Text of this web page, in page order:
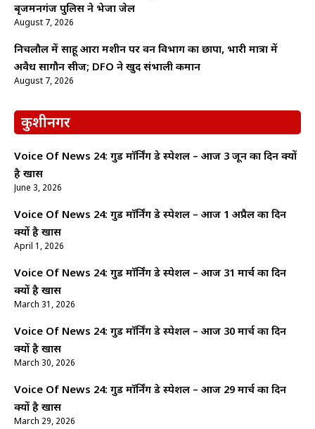
बृजमनगंज पुलिस ने भेजा जेल
August 7, 2026
निचलौल में साहू आरा मशीन पर वन विभाग का छापा, भारी मात्रा में
अवैध सागौन सीज; DFO ने खुद संभाली कमान
August 7, 2026
कुशीनगर
Voice Of News 24: गुड माॅर्निंग डे स्पेशल – आज 3 जून का दिन क्यों
है खास
June 3, 2026
Voice Of News 24: गुड माॅर्निंग डे स्पेशल – आज 1 अप्रैल का दिन
क्यों है खास
April 1, 2026
Voice Of News 24: गुड माॅर्निंग डे स्पेशल – आज 31 मार्च का दिन
क्यों है खास
March 31, 2026
Voice Of News 24: गुड माॅर्निंग डे स्पेशल – आज 30 मार्च का दिन
क्यों है खास
March 30, 2026
Voice Of News 24: गुड माॅर्निंग डे स्पेशल – आज 29 मार्च का दिन
क्यों है खास
March 29, 2026